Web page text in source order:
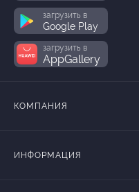
загрузить в
Google Play
загрузить в
AppGallery
КОМПАНИЯ
ИНФОРМАЦИЯ